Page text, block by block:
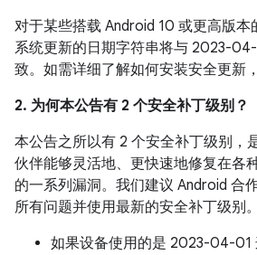
对于某些搭载 Android 10 或更高版
系统更新的日期字符串将与 2023-
致。如需详细了解如何安装安全更新
2. 为何本公告有 2 个安全补丁级别？
本公告之所以有 2 个安全补丁级别，
伙伴能够灵活地、更快速地修复在各
的一系列漏洞。我们建议 Android 合
所有问题并使用最新的安全补丁级别。
如果设备使用的是 2023-04-01